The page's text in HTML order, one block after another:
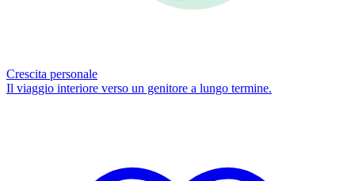
Crescita personale
Il viaggio interiore verso un genitore a lungo termine.